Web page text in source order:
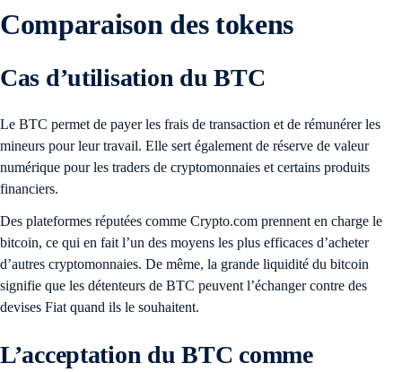
Comparaison des tokens
Cas d’utilisation du BTC
Le BTC permet de payer les frais de transaction et de rémunérer les
mineurs pour leur travail. Elle sert également de réserve de valeur
numérique pour les traders de cryptomonnaies et certains produits
financiers.
Des plateformes réputées comme Crypto.com prennent en charge le
bitcoin, ce qui en fait l’un des moyens les plus efficaces d’acheter
d’autres cryptomonnaies. De même, la grande liquidité du bitcoin
signifie que les détenteurs de BTC peuvent l’échanger contre des
devises Fiat quand ils le souhaitent.
L’acceptation du BTC comme